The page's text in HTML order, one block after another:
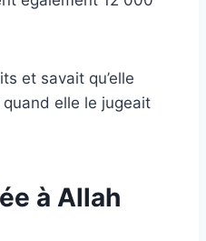
et savait qu’elle
elle le jugeait
à Allah